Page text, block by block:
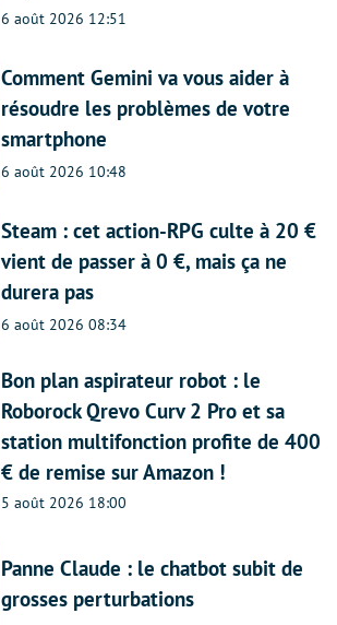
6 août 2026 12:51
Comment Gemini va vous aider à
résoudre les problèmes de votre
smartphone
6 août 2026 10:48
Steam : cet action-RPG culte à 20 €
vient de passer à 0 €, mais ça ne
durera pas
6 août 2026 08:34
Bon plan aspirateur robot : le
Roborock Qrevo Curv 2 Pro et sa
station multifonction profite de 400
€ de remise sur Amazon !
5 août 2026 18:00
Panne Claude : le chatbot subit de
grosses perturbations